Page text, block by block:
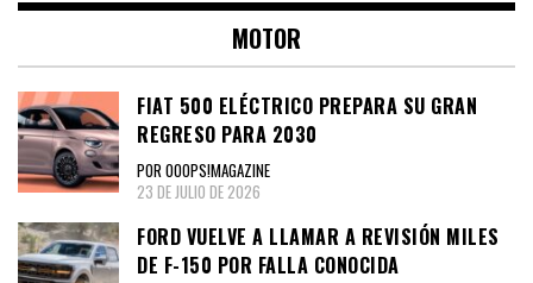
MOTOR
FIAT 500 ELÉCTRICO PREPARA SU GRAN
REGRESO PARA 2030
POR OOOPS!MAGAZINE
23 DE JULIO DE 2026
FORD VUELVE A LLAMAR A REVISIÓN MILES
DE F-150 POR FALLA CONOCIDA